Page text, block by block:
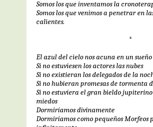
Somos los que inventamos la
Somos los que venimos a penetrar en
calientes.
*
El azul del cielo nos acuna en un
Si no estuviesen los actores las nubes
Si no existieran los delegados de la
Si no hubieran promesas de tormenta
Si no estuviera el gran bieldo jupiterino
miedos
Dormiríamos divinamente
Dormiríamos como pequeños Morfeos